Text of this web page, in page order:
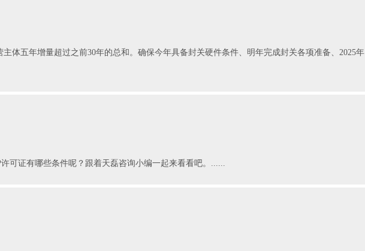
体五年增量超过之前30年的总和。确保今年具备封关硬件条件、明年完成封关各项准备、2025年
可证有哪些条件呢？跟着天磊咨询小编一起来看看吧。......